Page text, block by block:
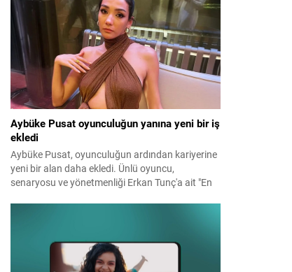
Aybüke Pusat oyunculuğun yanına yeni bir iş
ekledi
Aybüke Pusat, oyunculuğun ardından kariyerine
yeni bir alan daha ekledi. Ünlü oyuncu,
senaryosu ve yönetmenliği Erkan Tunç'a ait "En